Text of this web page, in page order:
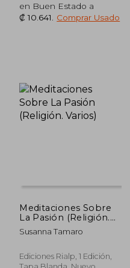
₡ 12.794
en Buen Estado a
₡ 10.641
Comprar Usado
Meditaciones Sobre
La Pasión (Religión.
Varios)
Susanna Tamaro
Ediciones Rialp, 1 Edición,